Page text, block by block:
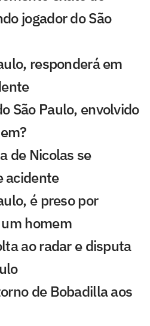
jogador do São
responderá em
São Paulo, envolvido
de Nicolas se
acidente
é preso por
homem
ao radar e disputa
de Bobadilla aos